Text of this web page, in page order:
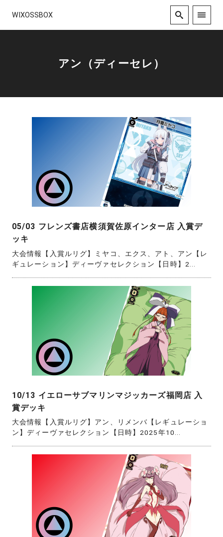
WIXOSSBOX
アン（ディーセレ）
05/03 フレンズ書店横須賀佐原インター店 入賞デ
ッキ
大会情報【入賞ルリグ】ミヤコ、エクス、アト、アン【レ
ギュレーション】ディーヴァセレクション【日時】2...
10/13 イエローサブマリンマジッカーズ福岡店 入
賞デッキ
大会情報【入賞ルリグ】アン、リメンバ【レギュレーショ
ン】ディーヴァセレクション【日時】2025年10...